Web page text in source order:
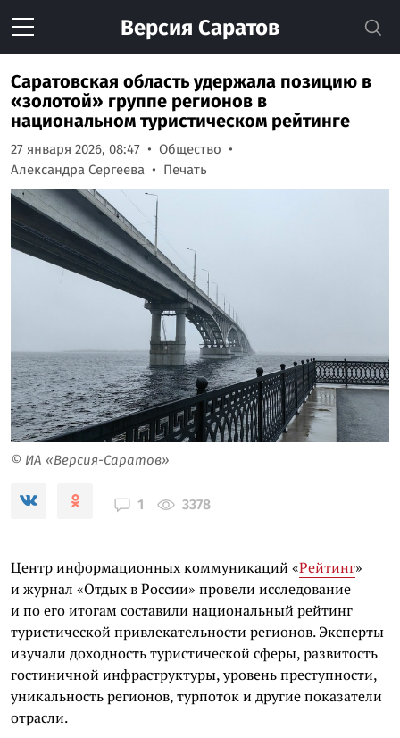
Версия Саратов
Саратовская область удержала позицию в
«золотой» группе регионов в
национальном туристическом рейтинге
27 января 2026, 08:47
Общество
Александра Сергеева
Печать
© ИА «Версия-Саратов»
1 3378
Центр информационных коммуникаций «Рейтинг»
и журнал «Отдых в России» провели исследование
и по его итогам составили национальный рейтинг
туристической привлекательности регионов. Эксперты
изучали доходность туристической сферы, развитость
гостиничной инфраструктуры, уровень преступности,
уникальность регионов, турпоток и другие показатели
отрасли.